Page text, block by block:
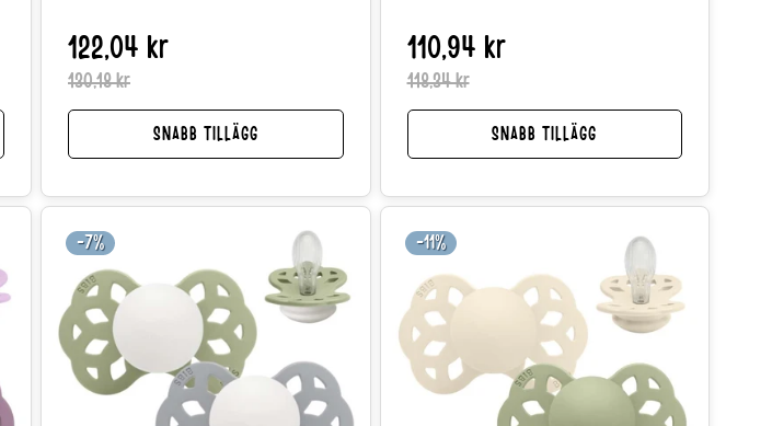
Reapris
Normalpris Reapris
122,04 kr Normalpris
130,18 kr
SNABB TILLÄGG
110,94 kr
118,34 kr
SNABB TILLÄGG
-7% -11%